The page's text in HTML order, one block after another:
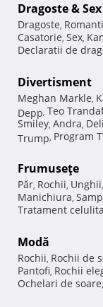
Dragoste & Sex
Dragoste,
Casatorie, Sex,
Declaratii de
Divertisment
Meghan Markle,
Depp, Teo
Smiley, Andra,
Trump, Program
Frumuseţe
Păr, Rochii, Unghii,
Manichiura,
Tratament celulita
Modă
Rochii, Rochii de
Pantofi, Rochii
Ochelari de soare,